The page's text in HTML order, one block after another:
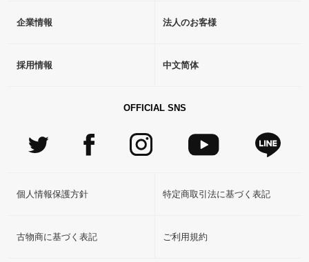
企業情報 法人のお客様
採用情報 中文简体
OFFICIAL SNS
個人情報保護方針 特定商取引法に基づく表記
古物商に基づく表記 ご利用規約